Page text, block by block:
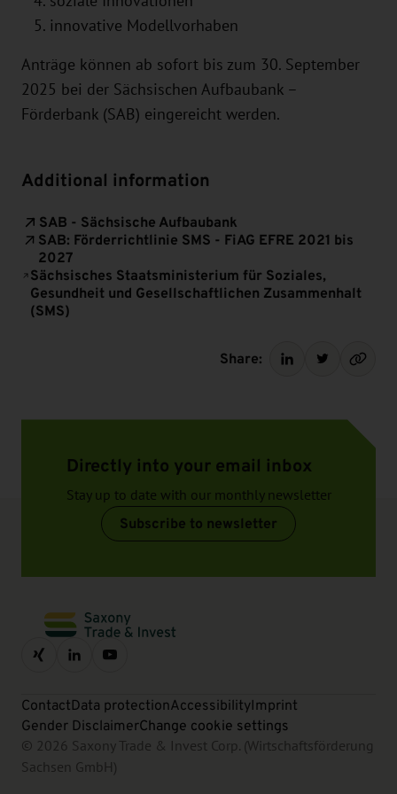
innovative Modellvorhaben
Anträge können ab sofort bis zum 30. September
2025 bei der Sächsischen Aufbaubank –
Förderbank (SAB) eingereicht werden.
Additional information
SAB - Sächsische Aufbaubank
SAB: Förderrichtlinie SMS - FiAG EFRE 2021 bis
2027
Sächsisches Staatsministerium für Soziales,
Gesundheit und Gesellschaftlichen Zusammenhalt
(SMS)
Share:
Directly into your email inbox
Stay up to date with our monthly newsletter
Subscribe to newsletter
ContactData protectionAccessibilityImprint
Gender DisclaimerChange cookie settings
© 2026 Saxony Trade & Invest Corp. (Wirtschaftsförderung
Sachsen GmbH)